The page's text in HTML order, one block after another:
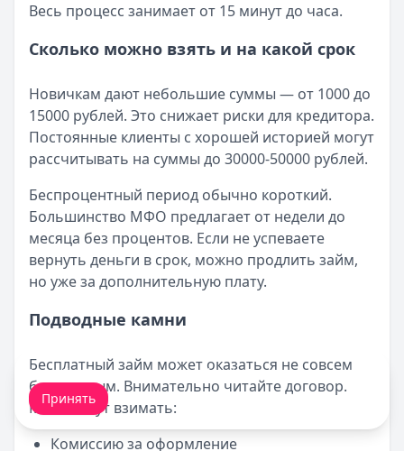
Весь процесс занимает от 15 минут до часа.
Сколько можно взять и на какой срок
Новичкам дают небольшие суммы — от 1000 до
15000 рублей. Это снижает риски для кредитора.
Постоянные клиенты с хорошей историей могут
рассчитывать на суммы до 30000-50000 рублей.
Беспроцентный период обычно короткий.
Большинство МФО предлагает от недели до
месяца без процентов. Если не успеваете
вернуть деньги в срок, можно продлить займ,
но уже за дополнительную плату.
Подводные камни
Бесплатный займ может оказаться не совсем
бесплатным. Внимательно читайте договор.
МФО могут взимать:
Комиссию за оформление
Мы обрабатываем ваши cookie-файлы.
Принять